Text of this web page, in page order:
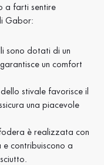
a farti sentire
Gabor:
sono dotati di un
un comfort
stivale favorisce il
una piacevole
è realizzata con
e contribuiscono a